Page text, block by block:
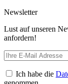
Newsletter
Lust auf unseren
anfordern!
Ich habe die